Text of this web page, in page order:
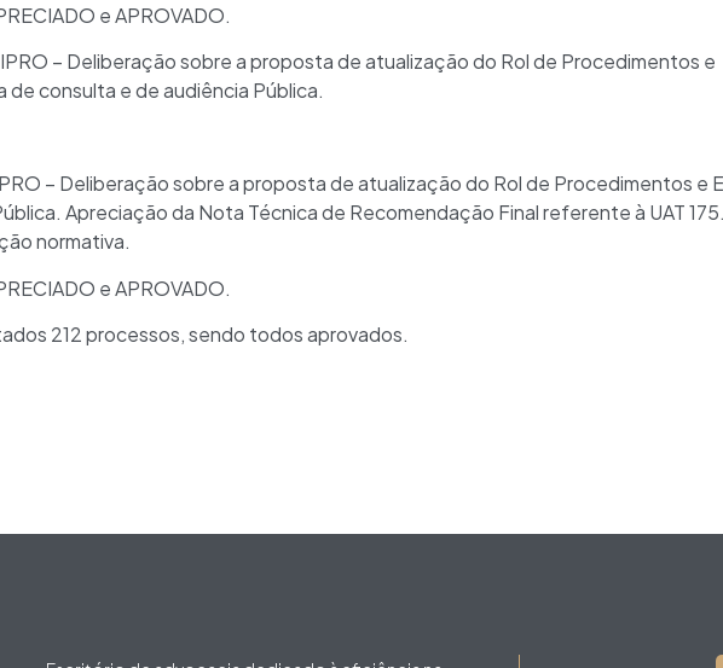
e APROVADO.
– Deliberação sobre a proposta de atualização do Rol de Procedimentos e
consulta e de audiência Pública.
– Deliberação sobre a proposta de atualização do Rol de Procedimentos e
Apreciação da Nota Técnica de Recomendação Final referente à UAT 175.
normativa.
e APROVADO.
212 processos, sendo todos aprovados.